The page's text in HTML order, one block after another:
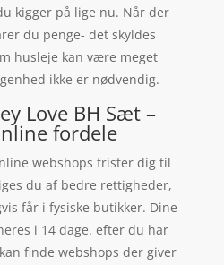
kigger på lige nu. Når der
du penge- det skyldes
husleje kan være meget
ikke er nødvendig.
Love BH Sæt –
fordele
webshops frister dig til
du af bedre rettigheder,
får i fysiske butikker. Dine
i 14 dage. efter du har
finde webshops der giver